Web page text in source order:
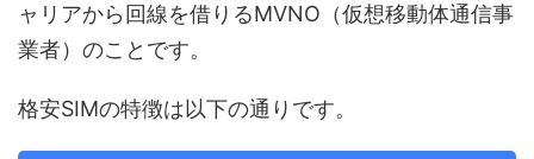
ャリアから回線を借りるMVNO（仮想移動体通信事
業者）のことです。
格安SIMの特徴は以下の通りです。